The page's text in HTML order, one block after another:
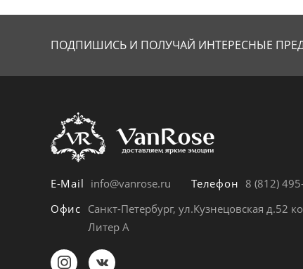
ПОДПИШИСЬ И ПОЛУЧАЙ ИНТЕРЕСНЫЕ
E-Mail info@vanrose.ru Телефон 8 (812)
Офис Санкт-Петербург, ул.Кузнецовская д.52
Литер А